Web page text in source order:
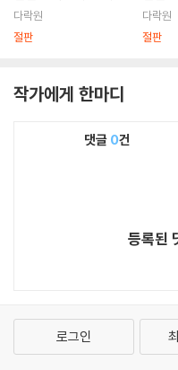
다락원
절판
다락원
절판
작가에게 한마디
댓글 0건
등록된
로그인